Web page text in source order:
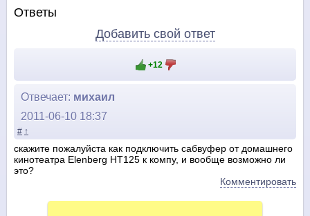
Ответы
Добавить свой ответ
+12
Отвечает: михаил
2011-06-10 18:37
# ↑
скажите пожалуйста как подключить сабвуфер от домашнего
кинотеатра Elenberg HT125 к компу, и вообще возможно ли
это?
Комментировать